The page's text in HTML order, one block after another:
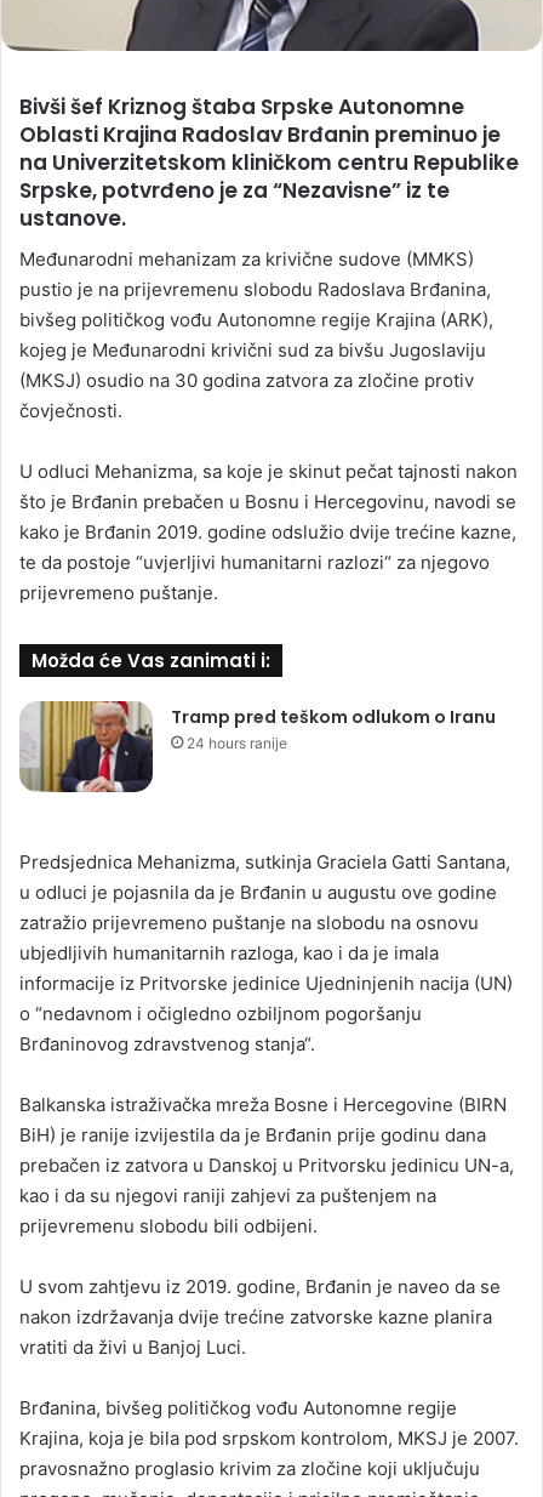
Bivši šef Kriznog štaba Srpske Autonomne
Oblasti Krajina Radoslav Brđanin preminuo je
na Univerzitetskom kliničkom centru Republike
Srpske, potvrđeno je za “Nezavisne” iz te
ustanove.
Međunarodni mehanizam za krivične sudove (MMKS)
pustio je na prijevremenu slobodu Radoslava Brđanina,
bivšeg političkog vođu Autonomne regije Krajina (ARK),
kojeg je Međunarodni krivični sud za bivšu Jugoslaviju
(MKSJ) osudio na 30 godina zatvora za zločine protiv
čovječnosti.
U odluci Mehanizma, sa koje je skinut pečat tajnosti nakon
što je Brđanin prebačen u Bosnu i Hercegovinu, navodi se
kako je Brđanin 2019. godine odslužio dvije trećine kazne,
te da postoje “uvjerljivi humanitarni razlozi“ za njegovo
prijevremeno puštanje.
Možda će Vas zanimati i:
Tramp pred teškom odlukom o Iranu
24 hours ranije
Predsjednica Mehanizma, sutkinja Graciela Gatti Santana,
u odluci je pojasnila da je Brđanin u augustu ove godine
zatražio prijevremeno puštanje na slobodu na osnovu
ubjedljivih humanitarnih razloga, kao i da je imala
informacije iz Pritvorske jedinice Ujedninjenih nacija (UN)
o “nedavnom i očigledno ozbiljnom pogoršanju
Brđaninovog zdravstvenog stanja“.
Balkanska istraživačka mreža Bosne i Hercegovine (BIRN
BiH) je ranije izvijestila da je Brđanin prije godinu dana
prebačen iz zatvora u Danskoj u Pritvorsku jedinicu UN-a,
kao i da su njegovi raniji zahjevi za puštenjem na
prijevremenu slobodu bili odbijeni.
U svom zahtjevu iz 2019. godine, Brđanin je naveo da se
nakon izdržavanja dvije trećine zatvorske kazne planira
vratiti da živi u Banjoj Luci.
Brđanina, bivšeg političkog vođu Autonomne regije
Krajina, koja je bila pod srpskom kontrolom, MKSJ je 2007.
pravosnažno proglasio krivim za zločine koji uključuju